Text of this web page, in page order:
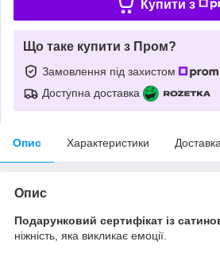
Купити з
Що таке купити з Пром?
Замовлення під захистом
Доступна доставка
Опис Характеристики Доставка
Опис
Подарунковий сертифікат із
ніжність, яка викликає емоції.